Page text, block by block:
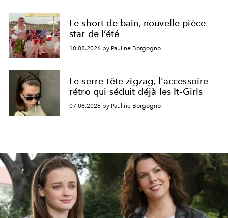
Le short de bain, nouvelle pièce
star de l’été
10.08.2026 by Pauline Borgogno
Le serre-tête zigzag, l'accessoire
rétro qui séduit déjà les It-Girls
07.08.2026 by Pauline Borgogno